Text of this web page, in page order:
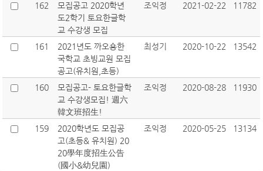
162
모집공고 2020학년
도2학기 토요한글학
교 수강생 모집
조익정 2021-02-22 11782
161
2021년도 까오숑한
국학교 초빙교원 모집
공고(유치원,초등)
최성기 2020-10-22 13542
160
모집공고- 토요한글학
교 수강생모집! 週六
韓文班招生!
조익정 2020-08-28 11930
159
2020학년도 모집공
고(초등& 유치원) 20
20學年度招生公告
(國小&幼兒園)
조익정 2020-05-25 13134